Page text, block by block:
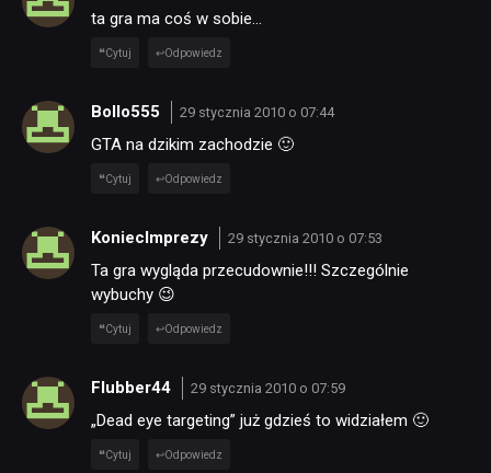
ta gra ma coś w sobie…
Cytuj Odpowiedz
Bollo555 29 stycznia 2010 o 07:44
GTA na dzikim zachodzie 🙂
Cytuj Odpowiedz
KoniecImprezy 29 stycznia 2010 o 07:53
Ta gra wygląda przecudownie!!! Szczególnie
wybuchy 😉
Cytuj Odpowiedz
Flubber44 29 stycznia 2010 o 07:59
„Dead eye targeting” już gdzieś to widziałem 🙂
Cytuj Odpowiedz